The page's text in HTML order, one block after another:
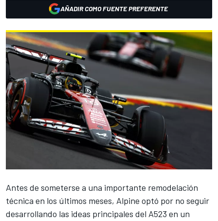
AÑADIR COMO FUENTE PREFERENTE
Antes de someterse a una importante remodelación
técnica en los últimos meses, Alpine optó por no seguir
desarrollando las ideas principales del A523 en un